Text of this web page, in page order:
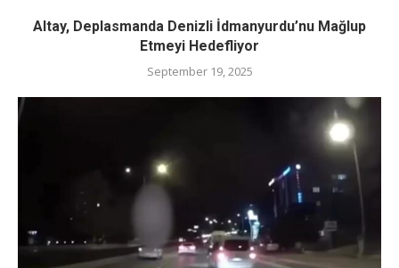
Altay, Deplasmanda Denizli İdmanyurdu’nu Mağlup
Etmeyi Hedefliyor
September 19, 2025